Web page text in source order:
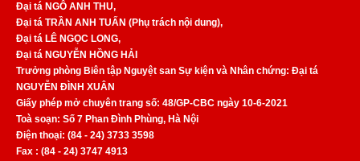
Đại tá NGÔ ANH THU,
Đại tá TRẦN ANH TUẤN (Phụ trách nội dung),
Đại tá LÊ NGỌC LONG,
Đại tá NGUYỄN HỒNG HẢI
Trưởng phòng Biên tập Nguyệt san Sự kiện và Nhân chứng: Đại tá
NGUYỄN ĐÌNH XUÂN
Giấy phép mở chuyên trang số: 48/GP-CBC ngày 10-6-2021
Toà soạn: Số 7 Phan Đình Phùng, Hà Nội
Điện thoại: (84 - 24) 3733 3598
Fax : (84 - 24) 3747 4913